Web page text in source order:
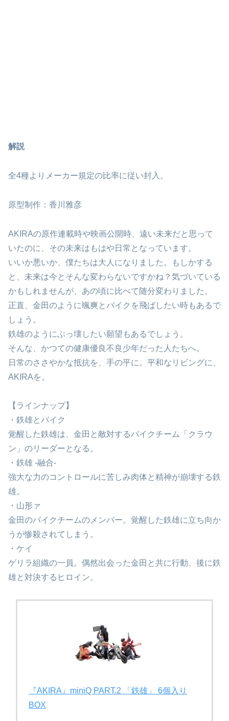
解説
全4種よりメーカー規定の比率に従い封入。
原型制作：香川雅彦
AKIRAの原作連載時や映画公開時、遠い未来だと思って
いたのに、その未来はもはや日常となっています。
いいか悪いか、僕たちは大人になりました。もしかする
と、未来は今とそんな変わらないですかね？気づいている
かもしれませんが、あの頃に比べて随分変わりました。
正直、金田のように颯爽とバイクを飛ばしたい時もあるで
しょう。
鉄雄のようにぶっ壊したい願望もあるでしょう。
そんな、かつての健康優良不良少年だった人たちへ。
日常のささやかな抵抗を、手の平に。平和なリビングに、
AKIRAを。
【ラインナップ】
・鉄雄とバイク
覚醒した鉄雄は、金田と敵対するバイクチーム「クラウ
ン」のリーダーとなる。
・鉄雄 -融合-
強大な力のコントロールに苦しみ肉体と精神が崩壊する鉄
雄。
・山形ァ
金田のバイクチームのメンバー。覚醒した鉄雄に立ち向か
うが惨殺されてしまう。
・ケイ
ゲリラ組織の一員。偶然出会った金田と共に行動、後に鉄
雄と対決するヒロイン。
『AKIRA』miniQ PART.2 ​「鉄雄」​ 6個入り
BOX